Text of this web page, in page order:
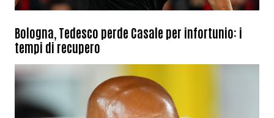
Bologna, Tedesco perde Casale per infortunio: i
tempi di recupero